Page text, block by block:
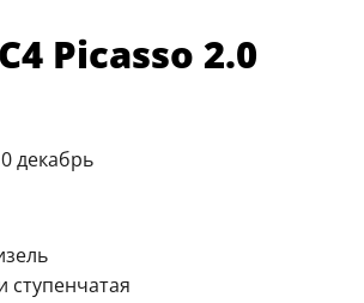
Picasso 2.0
декабрь
ступенчатая